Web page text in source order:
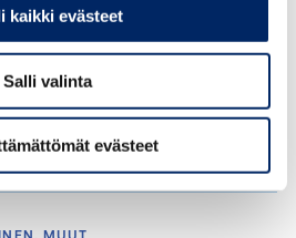
kaikki evästeet
Salli valinta
evästeet
MUUT